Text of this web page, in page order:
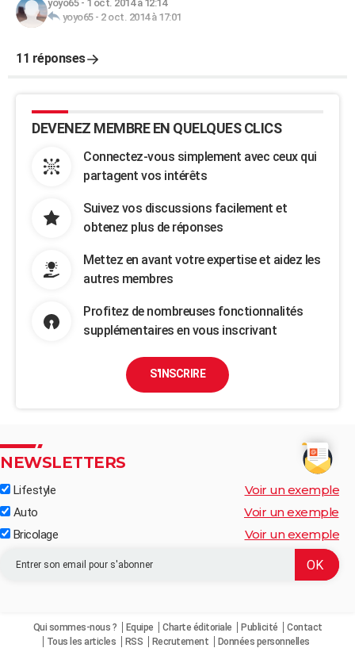
yoyo65- 1 oct. 2014 à 12:14
yoyo65- 2 oct. 2014 à 17:01
11 réponses
DEVENEZ MEMBRE EN QUELQUES CLICS
Connectez-vous simplement avec ceux qui
partagent vos intérêts
Suivez vos discussions facilement et
obtenez plus de réponses
Mettez en avant votre expertise et aidez les
autres membres
Profitez de nombreuses fonctionnalités
supplémentaires en vous inscrivant
S'INSCRIRE
NEWSLETTERS
Lifestyle Voir un exemple
Auto Voir un exemple
Bricolage Voir un exemple
Qui sommes-nous ? Equipe Charte éditoriale Publicité
Contact
Tous les articles
RSS Recrutement Données personnelles